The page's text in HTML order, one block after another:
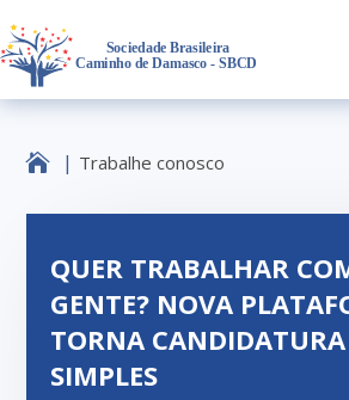
 Trabalhe conosco
QUER TRABALHAR
GENTE? NOVA
TORNA
SIMPLES